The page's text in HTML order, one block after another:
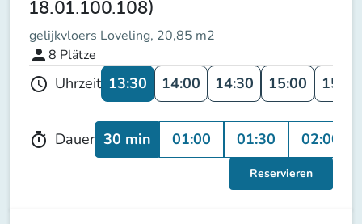
18.01.100.108)
gelijkvloers Loveling, 20,85 m2
person8 Plätze
schedule Uhrzeit 13:30 14:00 14:30 15:00 15:30
timer Dauer 30 min 01:00 01:30 02:00
Reservieren